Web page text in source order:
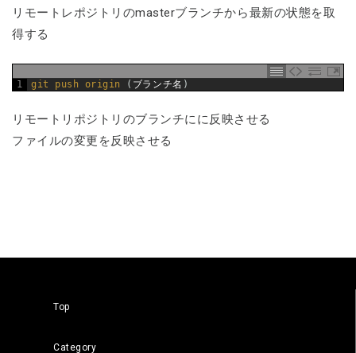
リモートレポジトリのmasterブランチから最新の状態を取
得する
1 git push origin ( ブランチ名 )
リモートリポジトリのブランチにに反映させる
ファイルの変更を反映させる
Top
Category